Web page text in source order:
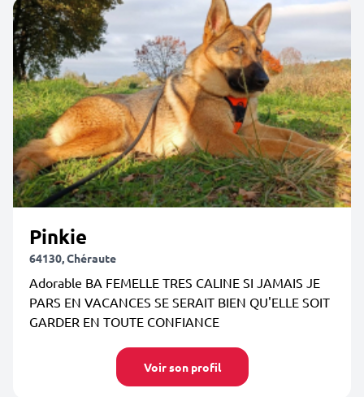
Pinkie
64130, Chéraute
Adorable BA FEMELLE TRES CALINE SI JAMAIS JE
PARS EN VACANCES SE SERAIT BIEN QU'ELLE SOIT
GARDER EN TOUTE CONFIANCE
Voir son profil